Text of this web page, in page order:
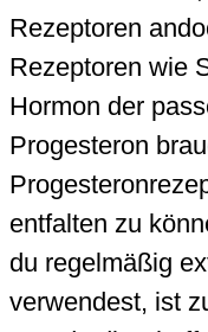
Rezeptoren
Rezeptoren wie
Hormon der
Progesteron
entfalten zu
du regelmäßig
verwendest, ist